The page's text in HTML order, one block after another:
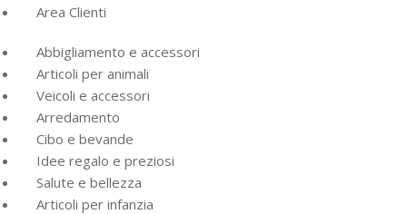
Area Clienti
Abbigliamento e accessori
Articoli per animali
Veicoli e accessori
Arredamento
Cibo e bevande
Idee regalo e preziosi
Salute e bellezza
Articoli per infanzia